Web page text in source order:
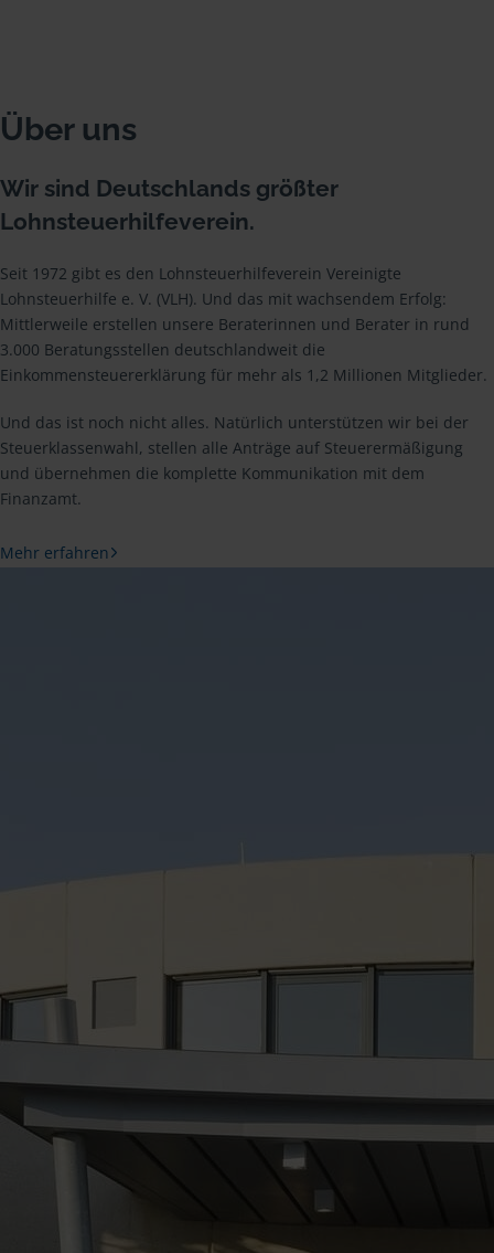
Über uns
Wir sind Deutschlands größter
Lohnsteuerhilfeverein.
Seit 1972 gibt es den Lohnsteuerhilfeverein Vereinigte
Lohnsteuerhilfe e. V. (VLH). Und das mit wachsendem Erfolg:
Mittlerweile erstellen unsere Beraterinnen und Berater in rund
3.000 Beratungsstellen deutschlandweit die
Einkommensteuererklärung für mehr als 1,2 Millionen Mitglieder.
Und das ist noch nicht alles. Natürlich unterstützen wir bei der
Steuerklassenwahl, stellen alle Anträge auf Steuerermäßigung
und übernehmen die komplette Kommunikation mit dem
Finanzamt.
Mehr erfahren